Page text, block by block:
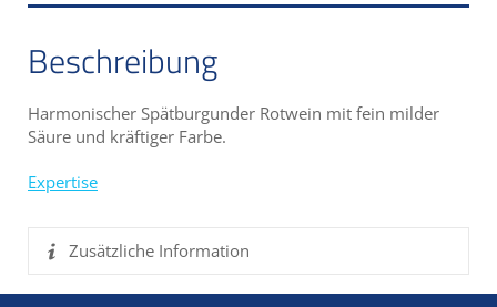
Beschreibung
Harmonischer Spätburgunder Rotwein mit fein milder
Säure und kräftiger Farbe.
Expertise
Zusätzliche Information